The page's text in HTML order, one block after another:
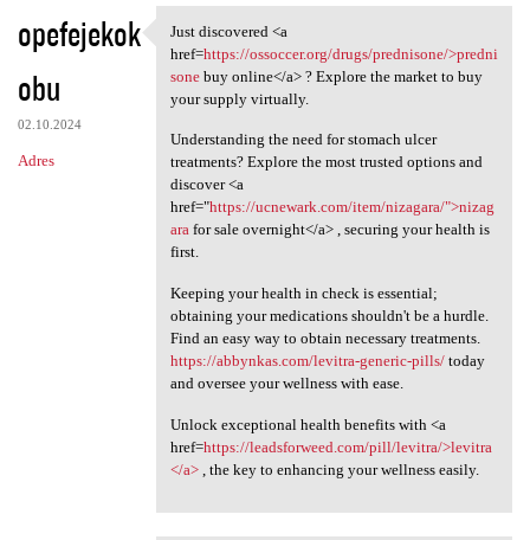
opefejekok
obu
02.10.2024
Adres
Just discovered <a href=https
Just discovered <a
href=https://ossoccer.org/drugs/prednisone/>predni
sonebuy online</a> ? Explore the market to buy
your supply virtually.
Understanding the need for stomach ulcer
treatments? Explore the most trusted options and
discover <a
href="https://ucnewark.com/item/nizagara/">nizag
arafor sale overnight</a> , securing your health is
first.
Keeping your health in check is essential;
obtaining your medications shouldn't be a hurdle.
Find an easy way to obtain necessary treatments.
https://abbynkas.com/levitra-generic-pills/today
and oversee your wellness with ease.
Unlock exceptional health benefits with <a
href=https://leadsforweed.com/pill/levitra/>levitra
</a>, the key to enhancing your wellness easily.